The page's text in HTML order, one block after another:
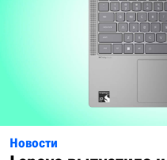
Новости